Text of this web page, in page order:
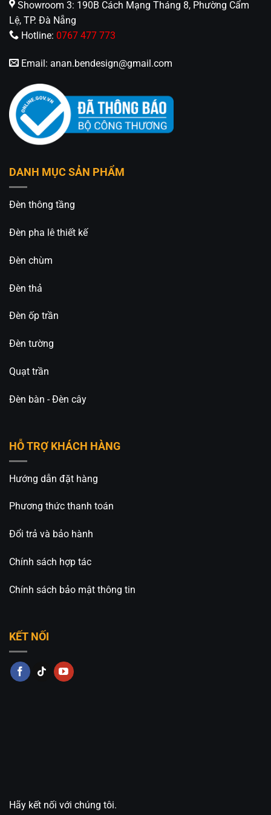
Showroom 3: 190B Cách Mạng Tháng 8, Phường Cẩm
Lệ, TP. Đà Nẵng
Hotline: 0767 477 773
Email: anan.bendesign@gmail.com
DANH MỤC SẢN PHẨM
Đèn thông tầng
Đèn pha lê thiết kế
Đèn chùm
Đèn thả
Đèn ốp trần
Đèn tường
Quạt trần
Đèn bàn - Đèn cây
HỖ TRỢ KHÁCH HÀNG
Hướng dẫn đặt hàng
Phương thức thanh toán
Đổi trả và bảo hành
Chính sách hợp tác
Chính sách bảo mật thông tin
KẾT NỐI
Hãy kết nối với chúng tôi.